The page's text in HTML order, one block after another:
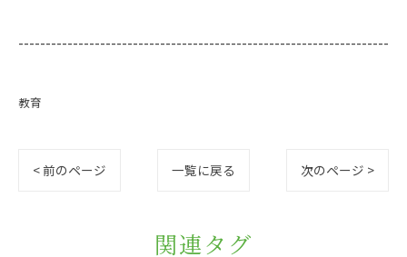
--------------------------------------------------------------------
教育
< 前のページ 一覧に戻る 次のページ >
関連タグ